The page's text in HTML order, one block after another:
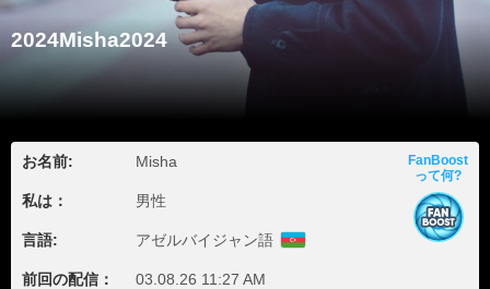
2024Misha2024
お名前: Misha
私は： 男性
言語: アゼルバイジャン語
前回の配信： 03.08.26 11:27 AM
FanBoost
って何?